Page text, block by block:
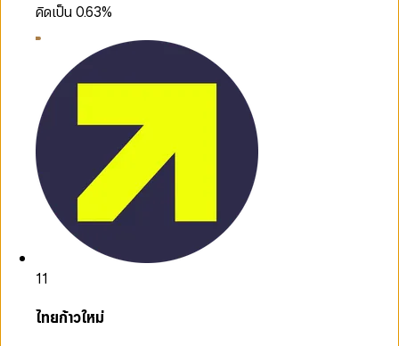
คิดเป็น0.63%
11
ไทยก้าวใหม่